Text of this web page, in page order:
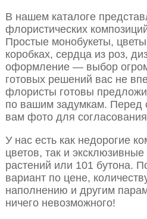
В нашем каталоге
флористических
Простые монобукеты,
коробках, сердца из роз,
оформление — выбор
готовых решений вас не
флористы готовы
по вашим задумкам. Перед
вам фото для
У нас есть как недорогие
цветов, так и
растений или 101 бутона.
вариант по цене,
наполнению и другим
ничего невозможного!